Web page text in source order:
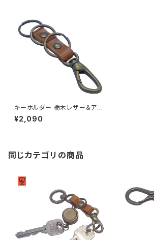
キーホルダー 栃木レザー＆アン
ティークカラー変形カラビナ仕
様 三連リング付属キーホルダー
¥2,090
同じカテゴリの商品